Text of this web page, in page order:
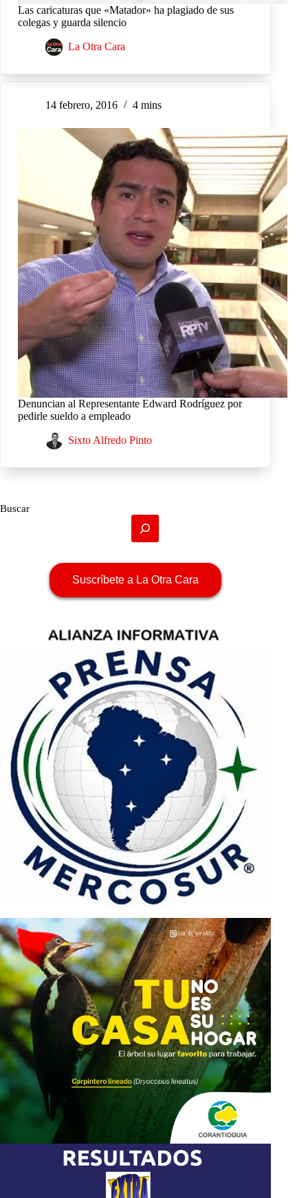
Las caricaturas que «Matador» ha plagiado de sus
colegas y guarda silencio
La Otra Cara
14 febrero, 2016 4 mins
Denuncian al Representante Edward Rodríguez por
pedirle sueldo a empleado
Sixto Alfredo Pinto
Buscar
Suscríbete a La Otra Cara